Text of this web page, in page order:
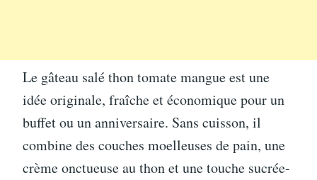
Le gâteau salé thon tomate mangue est une
idée originale, fraîche et économique pour un
buffet ou un anniversaire. Sans cuisson, il
combine des couches moelleuses de pain, une
crème onctueuse au thon et une touche sucrée-